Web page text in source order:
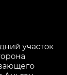
участок